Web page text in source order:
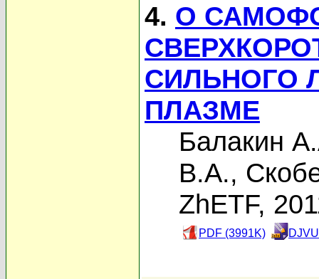
4. О
СИЛЬНОГО
ПЛАЗМЕ
Балакин
В.А.,
ZhETF,
PDF (3991K)